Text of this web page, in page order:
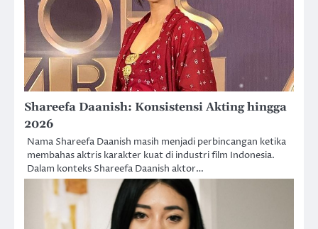
Shareefa Daanish: Konsistensi Akting hingga
2026
Nama Shareefa Daanish masih menjadi perbincangan ketika
membahas aktris karakter kuat di industri film Indonesia.
Dalam konteks Shareefa Daanish aktor…